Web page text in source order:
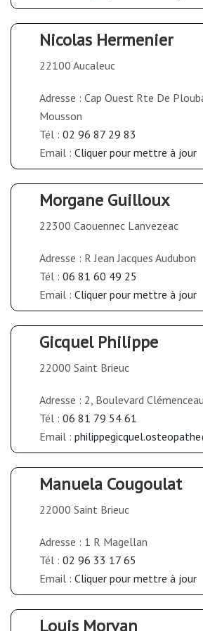
Nicolas Hermenier
22100 Aucaleuc
Adresse : Cap Ouest Rte De
Mousson
Tél : 02 96 87 29 83
Email : Cliquer pour mettre à jour
Morgane Guilloux
22300 Caouennec Lanvezeac
Adresse : R Jean Jacques Audubon
Tél : 06 81 60 49 25
Email : Cliquer pour mettre à jour
Gicquel Philippe
22000 Saint Brieuc
Adresse : 2, Boulevard Clémenceau
Tél : 06 81 79 54 61
Email :
Manuela Cougoulat
22000 Saint Brieuc
Adresse : 1 R Magellan
Tél : 02 96 33 17 65
Email : Cliquer pour mettre à jour
Louis Morvan